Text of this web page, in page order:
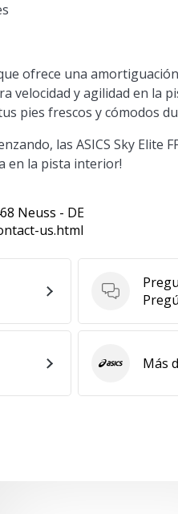
ofrece una
velocidad y agilidad en la
pies frescos y cómodos
las ASICS Sky Elite
en la pista interior!
Neuss - DE
us.html
Preguntas
ASICSMás